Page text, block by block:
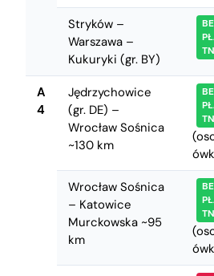
Stryków –
Warszawa –
Kukuryki (gr. BY)
A
4
Jędrzychowice
(gr. DE) –
Wrocław Sośnica
~130 km
Wrocław Sośnica
– Katowice
Murckowska ~95
km